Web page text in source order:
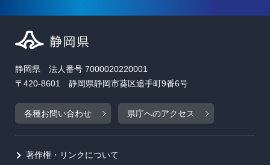
静岡県 法人番号 7000020220001
〒420-8601 静岡県静岡市葵区追手町9番6号
各種お問い合わせ 県庁へのアクセス
著作権・リンクについて